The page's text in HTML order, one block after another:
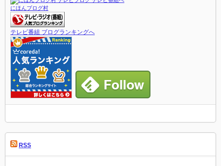
にほんブログ村
テレビ番組 ブログランキングへ
RSS